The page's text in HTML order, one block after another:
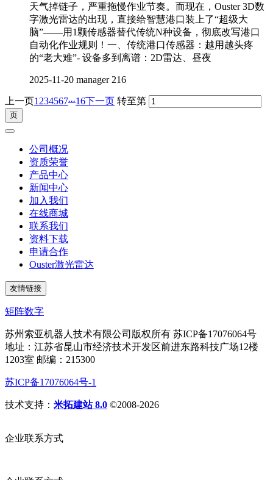
天气掉链子，严重拖慢作业节奏。而现在，Ouster 3D数
字激光雷达的出现，直接给智慧港口装上了“超级大
脑”——用1颗传感器替代传统N种设备，彻底改写港口
自动化作业规则！一、传统港口传感器：越用越头疼
的“老大难”- 设备多到离谱：2D雷达、昼夜
2025-11-20 manager 216
上一页1 234567...16下一页 转至第
公司概况
资质荣誉
产品中心
新闻中心
加入我们
在线商城
联系我们
资料下载
申请合作
Ouster激光雷达
友情链接
矩阵数字
苏州索亚机器人技术有限公司版权所有 苏ICP备17076064号
地址：江苏省昆山市经济技术开发区前进东路科技广场12楼
1203室 邮编：215300
苏ICP备17076064号-1
技术支持： 米拓建站 8.0 ©2008-2026
企业联系方式